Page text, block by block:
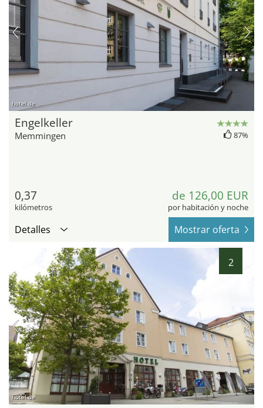
hotel.de
Engelkeller
Memmingen 87%
0,37
kilómetros
de 126,00 EUR
por habitación y noche
Detalles Mostrar oferta
2
hotel.de